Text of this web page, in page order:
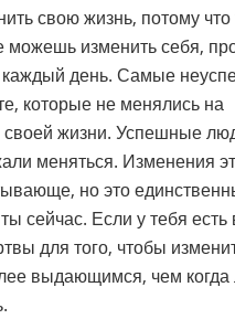
свою жизнь, потому
можешь изменить себя,
каждый день. Самые
которые не менялись на
жизни. Успешные
меняться. Изменения
но это
сейчас. Если у тебя есть
для того, чтобы
выдающимся, чем когда